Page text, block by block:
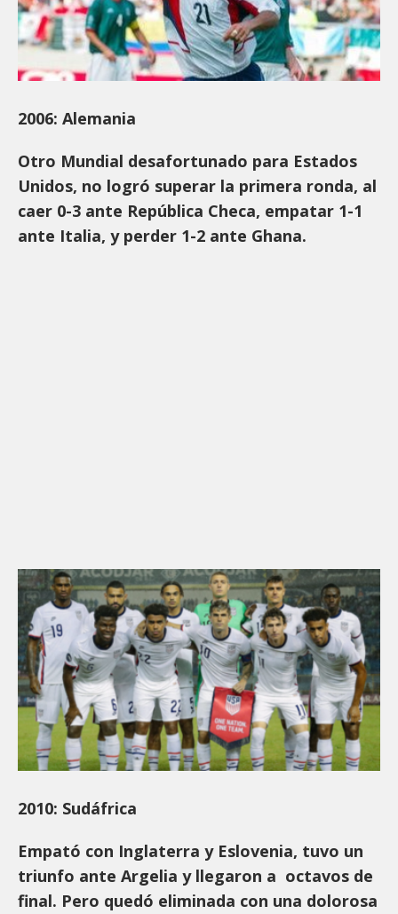
2006: Alemania
Otro Mundial desafortunado para Estados
Unidos, no logró superar la primera ronda, al
caer 0-3 ante República Checa, empatar 1-1
ante Italia, y perder 1-2 ante Ghana.
2010: Sudáfrica
Empató con Inglaterra y Eslovenia, tuvo un
triunfo ante Argelia y llegaron a octavos de
final. Pero quedó eliminada con una dolorosa